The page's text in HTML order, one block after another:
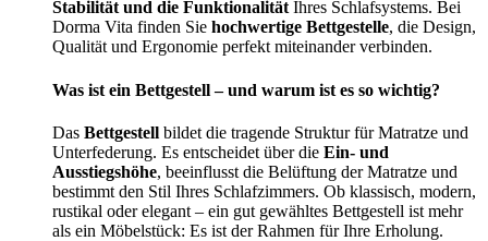
Stabilität und die Funktionalität Ihres Schlafsystems. Bei
Dorma Vita finden Sie hochwertige Bettgestelle, die Design,
Qualität und Ergonomie perfekt miteinander verbinden.
Was ist ein Bettgestell – und warum ist es so wichtig?
Das Bettgestell bildet die tragende Struktur für Matratze und
Unterfederung. Es entscheidet über die Ein- und
Ausstiegshöhe, beeinflusst die Belüftung der Matratze und
bestimmt den Stil Ihres Schlafzimmers. Ob klassisch, modern,
rustikal oder elegant – ein gut gewähltes Bettgestell ist mehr
als ein Möbelstück: Es ist der Rahmen für Ihre Erholung.